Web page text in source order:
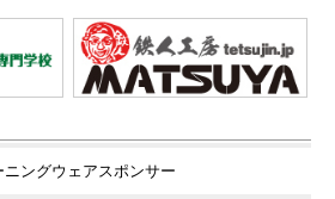
ニングウェアスポンサー